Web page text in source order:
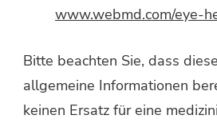
www.webmd.com/eye-
Bitte beachten Sie, dass
allgemeine Informationen
keinen Ersatz für eine